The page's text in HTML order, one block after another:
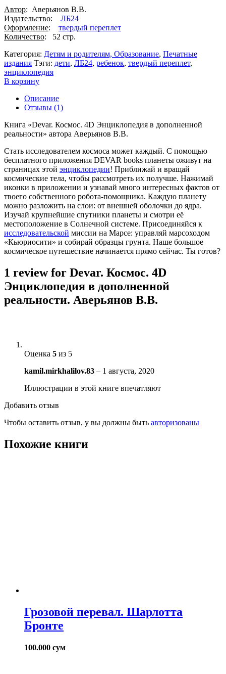
Автор: Аверьянов В.В.
Издательство: ЛБ24
Оформление: твердый переплет
Количество: 52 стр.
Категория: Детям и родителям, Образование, Печатные
издания Тэги: дети, ЛБ24, ребенок, твердый переплет,
энциклопедия
В корзину
Описание
Отзывы (1)
Книга «Devar. Космос. 4D Энциклопедия в дополненной
реальности» автора Аверьянов В.В.
Стать исследователем космоса может каждый. С помощью
бесплатного приложения DEVAR books планеты оживут на
страницах этой энциклопедии! Приближай и вращай
космические тела, чтобы рассмотреть их получше. Нажимай
иконки в приложении и узнавай много интересных фактов от
твоего собственного робота-помощника. Каждую планету
можно разложить на слои: от внешней оболочки до ядра.
Изучай крупнейшие спутники планеты и смотри её
местоположение в Солнечной системе. Присоединяйся к
исследовательской миссии на Марсе: управляй марсоходом
«Кьюриосити» и собирай образцы грунта. Наше большое
космическое путешествие начинается прямо сейчас. Ты готов?
1 review for Devar. Космос. 4D
Энциклопедия в дополненной
реальности. Аверьянов В.В.
Оценка 5 из 5
kamil.mirkhalilov.83 – 1 августа, 2020
Иллюстрации в этой книге впечатляют
Добавить отзыв
Чтобы оставить отзыв, у вы должны быть авторизованы
Похожие книги
Грозовой перевал. Шарлотта
Бронте
100.000 сум